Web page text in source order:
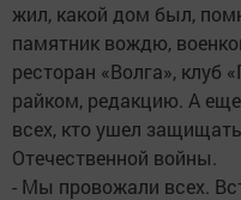
жил, какой дом был,
памятник вождю,
ресторан «Волга», клуб
райком, редакцию. А
всех, кто ушел
Отечественной войны.
- Мы провожали всех.